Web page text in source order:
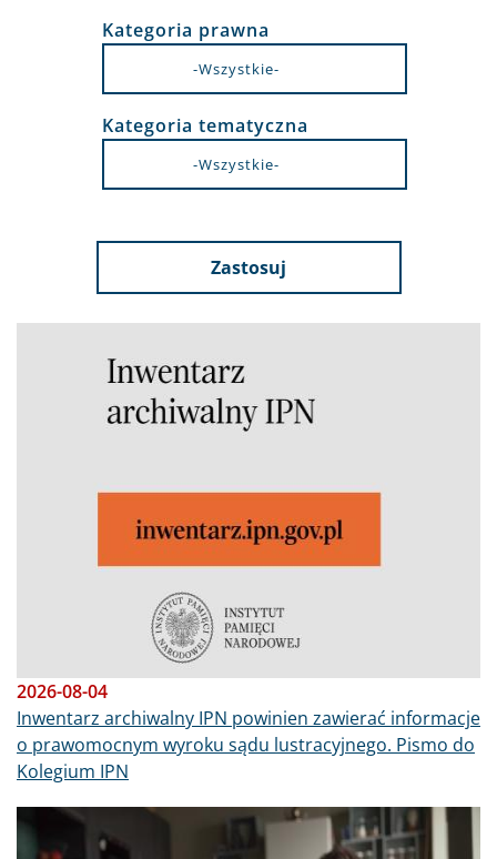
Kategoria prawna
Kategoria tematyczna
Zastosuj
2026-08-04
Inwentarz archiwalny IPN powinien zawierać informacje
o prawomocnym wyroku sądu lustracyjnego. Pismo do
Kolegium IPN
Obraz